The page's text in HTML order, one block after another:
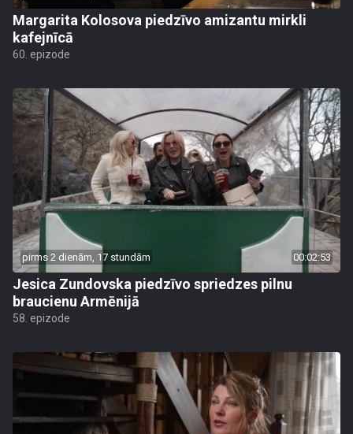
Margarita Kolosova piedzīvo amizantu mirkli
kafejnīcā
60. epizode
pirms 2 dienām, 17 stundām 00:02:53
Jesica Zundovska piedzīvo spriedzes pilnu
braucienu Armēnijā
58. epizode